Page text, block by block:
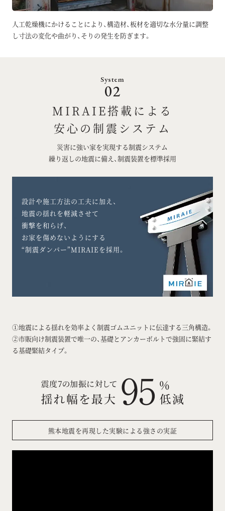
人工乾燥機にかけることにより、構造材、板材を適切な水分量に調整
し寸法の変化や曲がり、そりの発生を防ぎます。
System
02
MIRAIE搭載による
安心の制震システム
災害に強い家を実現する制震システム
繰り返しの地震に備え、制震装置を標準採用
設計や施工方法の工夫に加え、
地震の揺れを軽減させて
衝撃を和らげ、
お家を傷めないようにする
“制震ダンパー”MIRAIEを採用。
①地震による揺れを効率よく制震ゴムユニットに伝達する三角構造。
②市販向け制震装置で唯一の、基礎とアンカーボルトで強固に緊結す
る基礎緊結タイプ。
熊本地震を再現した実験による強さの実証